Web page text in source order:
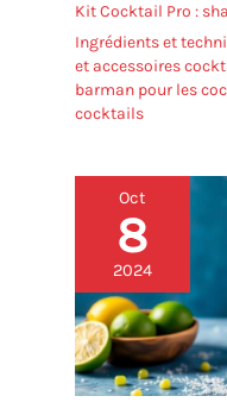
Kit Cocktail Pro :
Ingrédients et
et accessoires
barman pour les
cocktails
Oct
8
2024